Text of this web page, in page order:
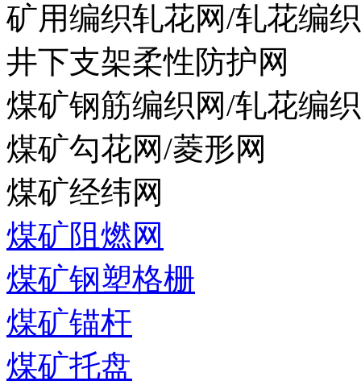
矿用编织轧花网/轧花编
井下支架柔性防护网
煤矿钢筋编织网/轧花编
煤矿勾花网/菱形网
煤矿经纬网
煤矿阻燃网
煤矿钢塑格栅
煤矿锚杆
煤矿托盘